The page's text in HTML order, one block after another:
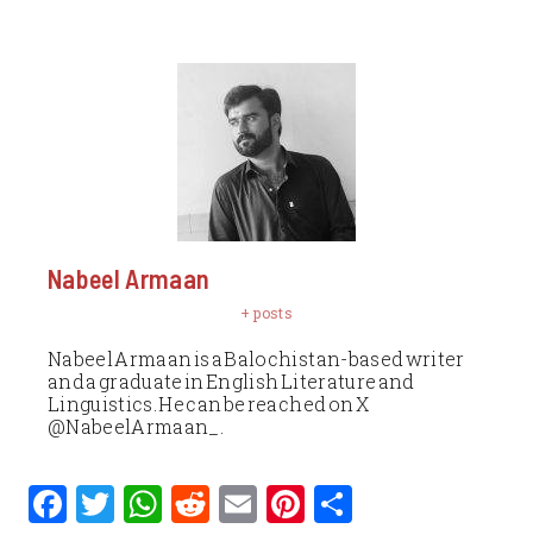
Nabeel Armaan
+ posts
Nabeel Armaan is a Balochistan-based writer
and a graduate in English Literature and
Linguistics. He can be reached on X
@NabeelArmaan_.
F T W R E Pi